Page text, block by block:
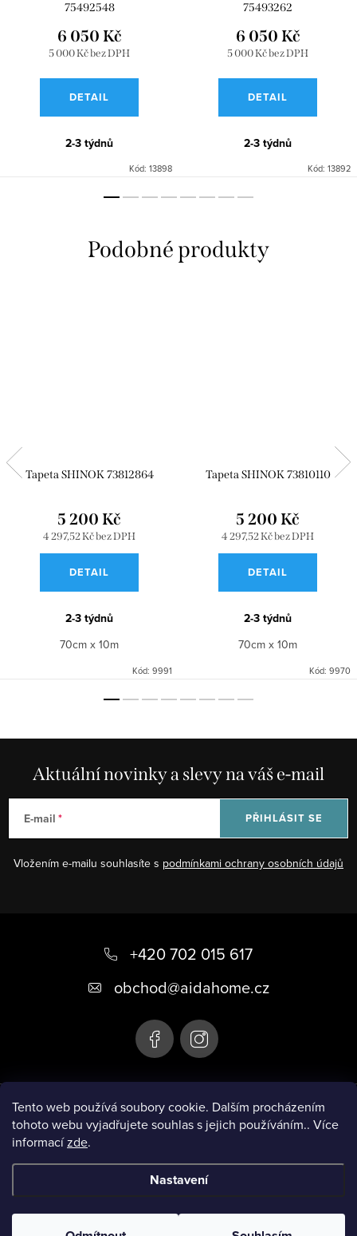
Tento web používá soubory cookie. Dalším procházením
tohoto webu vyjadřujete souhlas s jejich používáním.. Více
informacízde.
Nastavení
75492548
5 000 Kč bez DPH
6 050 Kč
DETAIL
2-3 týdnů
Kód: 13898
75493262
5 000 Kč bez DPH
6 050 Kč
DETAIL
2-3 týdnů
Kód: 13892
Tapeta SHINOK 73812864
4 297,52 Kč bez DPH
5 200 Kč
DETAIL
2-3 týdnů
70cm x 10m
Kód: 9991
Tapeta SHINOK 73810110
4 297,52 Kč bez DPH
5 200 Kč
DETAIL
2-3 týdnů
70cm x 10m
Kód: 9970
Aktuální novinky a slevy na váš e-mail
E-mail
Vložením e-mailu souhlasíte s podmínkami ochrany osobních údajů
PŘIHLÁSIT SE
Instagram
+420 702 015 617
obchod@aidahome.cz
Informace pro vás
nastavení cookies